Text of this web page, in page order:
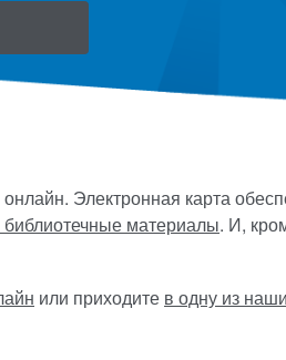
Электронная карта
библиотечные материалы. И,
или приходите в одну из